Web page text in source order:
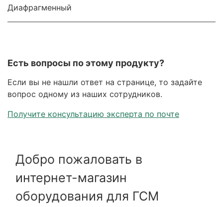
Диафрагменный
Есть вопросы по этому продукту?
Если вы не нашли ответ на странице, то задайте
вопрос одному из наших сотрудников.
Получите консультацию эксперта по почте
Добро пожаловать в
интернет-магазин
оборудования для ГСМ